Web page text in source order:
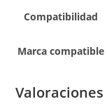
Compatibilidad
Marca compatible
Valoraciones